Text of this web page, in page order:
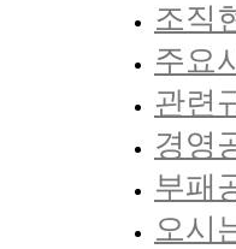
조직
주요
관련
경영
부패
오시